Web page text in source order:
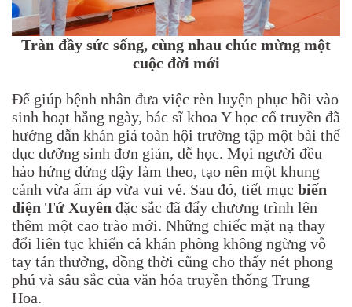
Tràn đầy sức sống, cùng nhau chúc mừng một
cuộc đời mới
Để giúp bệnh nhân đưa việc rèn luyện phục hồi vào
sinh hoạt hằng ngày, bác sĩ khoa Y học cổ truyền đã
hướng dẫn khán giả toàn hội trường tập một bài thể
dục dưỡng sinh đơn giản, dễ học. Mọi người đều
hào hứng đứng dậy làm theo, tạo nên một khung
cảnh vừa ấm áp vừa vui vẻ. Sau đó, tiết mục biến
diện Tứ Xuyên đặc sắc đã đẩy chương trình lên
thêm một cao trào mới. Những chiếc mặt nạ thay
đổi liên tục khiến cả khán phòng không ngừng vỗ
tay tán thưởng, đồng thời cũng cho thấy nét phong
phú và sâu sắc của văn hóa truyền thống Trung
Hoa.